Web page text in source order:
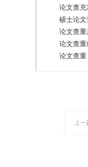
论文查
硕士论
论文查
论文查重
论文查
上